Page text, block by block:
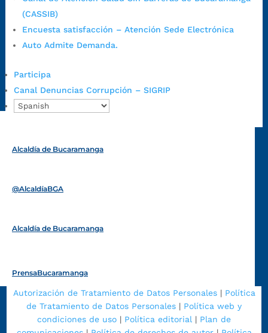
(CASSIB)
Encuesta satisfacción – Atención Sede Electrónica
Auto Admite Demanda.
Participa
Canal Denuncias Corrupción – SIGRIP
judiciales: notificaciones@bucaramanga.gov.co
Canal de denuncia para presuntos actos de corrupción:
https://canaldenuncia.bucaramanga.gov.co/
Radique aquí su queja disciplinaria:
https://www.bucaramanga.gov.co/gobierno-ciudadanos-
1/secretarias/oficina-de-control-interno-disciplinario/
Alcaldía de Bucaramanga
@AlcaldíaBGA
Alcaldía de Bucaramanga
PrensaBucaramanga
Autorización de Tratamiento de Datos Personales| Política
de Tratamiento de Datos Personales | Política web y
condiciones de uso | Política editorial | Plan de